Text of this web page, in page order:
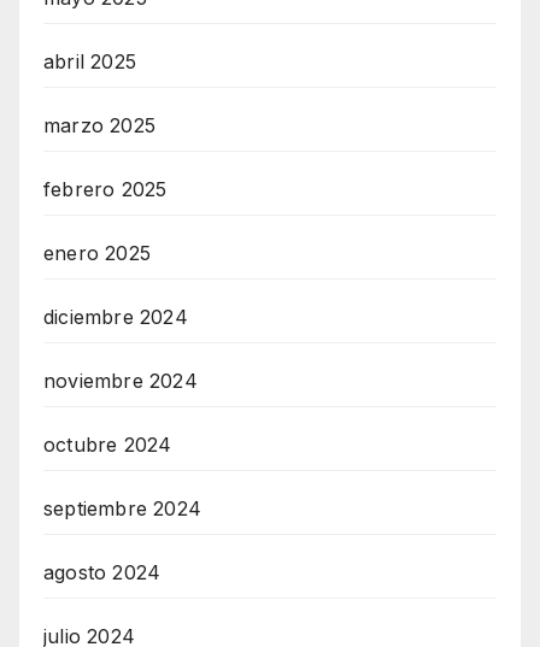
abril 2025
marzo 2025
febrero 2025
enero 2025
diciembre 2024
noviembre 2024
octubre 2024
septiembre 2024
agosto 2024
julio 2024